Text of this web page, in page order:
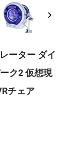
ーター ダイ
ク2 仮想現
チェア